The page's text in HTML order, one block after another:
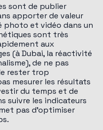
sont de publier
apporter de valeur
photo et vidéo dans un
sont très
aux
(à Dubai, la réactivité
de ne pas
rester trop
mesurer les résultats
du temps et de
suivre les indicateurs
pas d'optimiser